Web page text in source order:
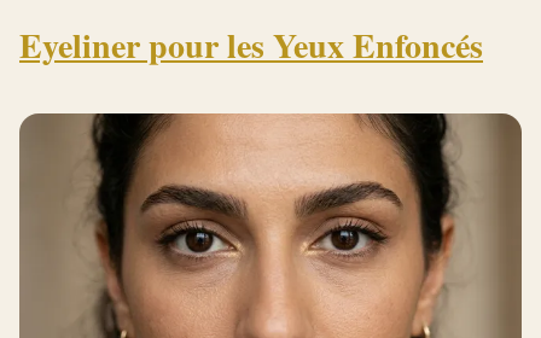
Eyeliner pour les Yeux Enfoncés